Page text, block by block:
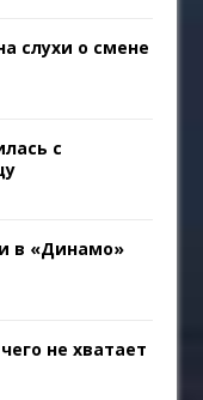
слухи о смене
с
в «Динамо»
не хватает